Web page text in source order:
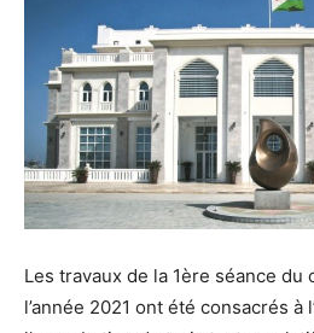
Les travaux de la 1ère séance
l’année 2021 ont été consacrés à